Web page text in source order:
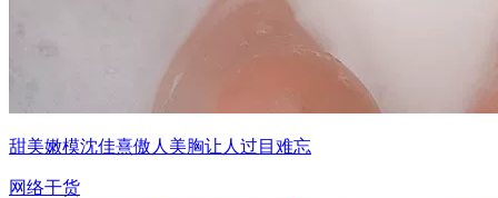
甜美嫩模沈佳熹傲人美胸让人过目难忘
网络干货